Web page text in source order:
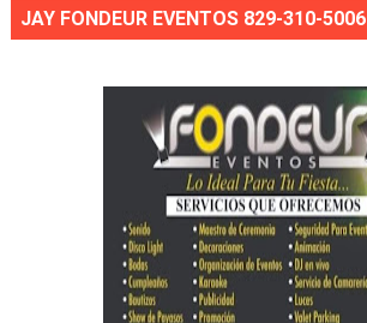
JAY FONDEUR EVENTOS 829-310-5006